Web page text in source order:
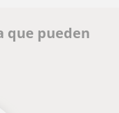
que pueden